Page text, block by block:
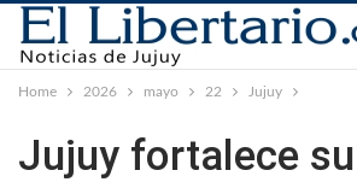
Home 2026 mayo 22 Jujuy
Jujuy fortalece su